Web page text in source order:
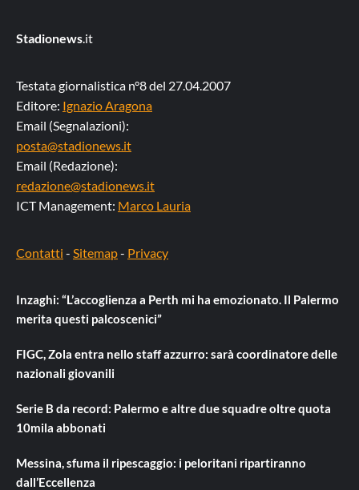
Stadionews.it
Testata giornalistica n°8 del 27.04.2007
Editore: Ignazio Aragona
Email (Segnalazioni):
posta@stadionews.it
Email (Redazione):
redazione@stadionews.it
ICT Management: Marco Lauria
Contatti - Sitemap- Privacy
Inzaghi: “L’accoglienza a Perth mi ha emozionato. Il Palermo
merita questi palcoscenici”
FIGC, Zola entra nello staff azzurro: sarà coordinatore delle
nazionali giovanili
Serie B da record: Palermo e altre due squadre oltre quota
10mila abbonati
Messina, sfuma il ripescaggio: i peloritani ripartiranno
dall’Eccellenza